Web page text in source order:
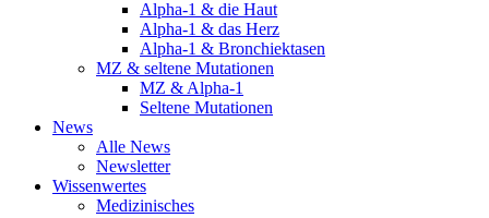
Alpha-1 & die Haut
Alpha-1 & das Herz
Alpha-1 & Bronchiektasen
MZ & seltene Mutationen
MZ & Alpha-1
Seltene Mutationen
News
Alle News
Newsletter
Wissenwertes
Medizinisches